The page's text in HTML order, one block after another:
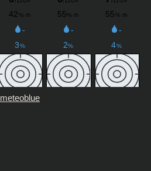
meteoblue